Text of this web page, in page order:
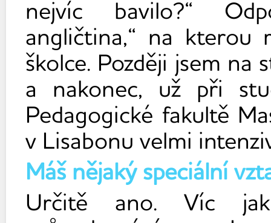
nejvíc bavilo?“
angličtina,“ na kterou
školce. Později jsem
a nakonec, už při
Pedagogické fakultě
v Lisabonu velmi
Máš nějaký speciální
Určitě ano. Víc